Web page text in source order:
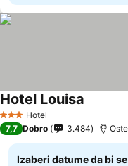
3 Zvezdice
Hotel
Hotel Louisa
7,7 Dobro 3.484
Izaberi datume da bi